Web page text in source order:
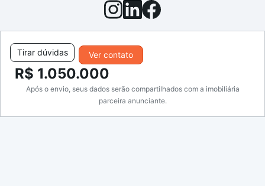
Ver contato
Tirar dúvidas
R$ 1.050.000
Após o envio, seus dados serão compartilhados com a imobiliária
parceira anunciante.